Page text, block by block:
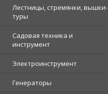
Лестницы, стремянки, вышки-
туры
Садовая техника и
инструмент
Электроинструмент
Генераторы